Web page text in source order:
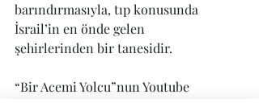
barındırmasıyla, tıp konusunda
İsrail’in en önde gelen
şehirlerinden bir tanesidir.
“Bir Acemi Yolcu”nun Youtube